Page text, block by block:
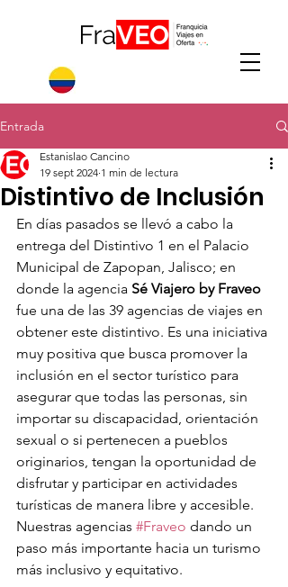
Entrada
Distintivo de Inclusión
Estanislao Cancino
19 sept 2024 1 min de lectura
En días pasados se llevó a cabo la
entrega del Distintivo 1 en el Palacio
Municipal de Zapopan, Jalisco; en
donde la agencia Sé Viajero by Fraveo
fue una de las 39 agencias de viajes en
obtener este distintivo. Es una iniciativa
muy positiva que busca promover la
inclusión en el sector turístico para
asegurar que todas las personas, sin
importar su discapacidad, orientación
sexual o si pertenecen a pueblos
originarios, tengan la oportunidad de
disfrutar y participar en actividades
turísticas de manera libre y accesible.
Nuestras agencias #Fraveo dando un
paso más importante hacia un turismo
más inclusivo y equitativo.